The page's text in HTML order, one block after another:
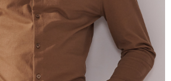
semasa tempoh pembayaran (cth.: produk
mungkin mengambil masa yang lebih
itu, anda dikehendaki membuat pembayaran
sama ada anda menerima pesanan.
untuk pengguna kali pertama boleh sehingga